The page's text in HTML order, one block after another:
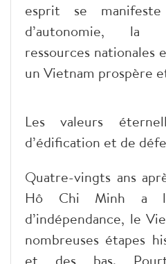
esprit se
d’autonomie, la
ressources nationales
un Vietnam prospère
Les valeurs
d’édification et de
Quatre-vingts ans
Hô Chi Minh a
d’indépendance, le
nombreuses étapes